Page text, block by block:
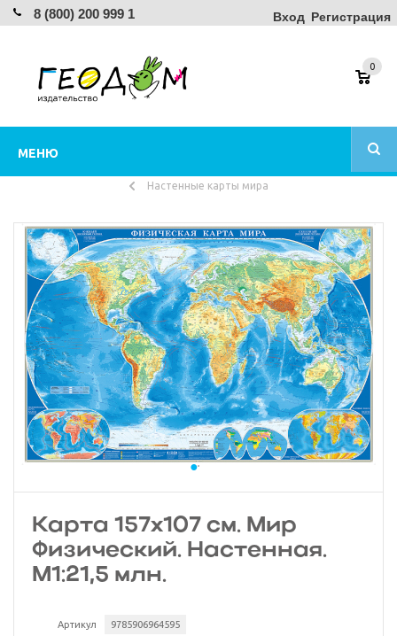
8 (800) 200 999 1 Вход Регистрация
МЕНЮ
0
Настенные карты мира
Карта 157х107 см. Мир
Физический. Настенная.
М1:21,5 млн.
Артикул 9785906964595